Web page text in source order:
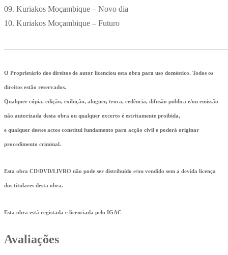
09. Kuriakos Moçambique – Novo dia
10. Kuriakos Moçambique – Futuro
O Proprietário dos direitos de autor licenciou esta obra para uso doméstico. Todos os
direitos estão reservados.
Qualquer cópia, edição, exibição, aluguer, troca, cedência, difusão publica e/ou emissão
não autorizada desta obra ou qualquer excerto é estritamente proibida,
e qualquer destes actos constitui fundamento para acção civil e poderá originar
procedimento criminal.
Esta obra CD/DVD/LIVRO não pode ser distribuído e/ou vendido sem a devida licença
dos titulares desta obra.
Esta obra está registada e licenciada pelo IGAC
Avaliações